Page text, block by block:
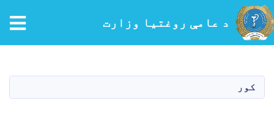
د عامې روغتیا وزارت
کور